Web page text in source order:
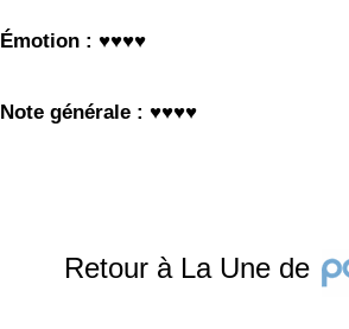
Émotion : ♥♥♥♥
Note générale : ♥♥♥♥
Retour à La Une de